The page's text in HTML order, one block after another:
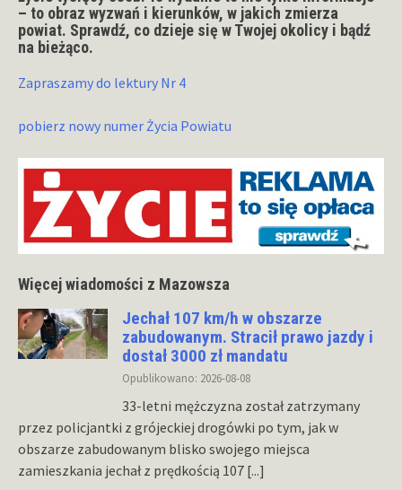
– to obraz wyzwań i kierunków, w jakich zmierza
powiat. Sprawdź, co dzieje się w Twojej okolicy i bądź
na bieżąco.
Zapraszamy do lektury Nr 4
pobierz nowy numer Życia Powiatu
Więcej wiadomości z Mazowsza
Jechał 107 km/h w obszarze
zabudowanym. Stracił prawo jazdy i
dostał 3000 zł mandatu
Opublikowano: 2026-08-08
33-letni mężczyzna został zatrzymany
przez policjantki z grójeckiej drogówki po tym, jak w
obszarze zabudowanym blisko swojego miejsca
zamieszkania jechał z prędkością 107 [...]